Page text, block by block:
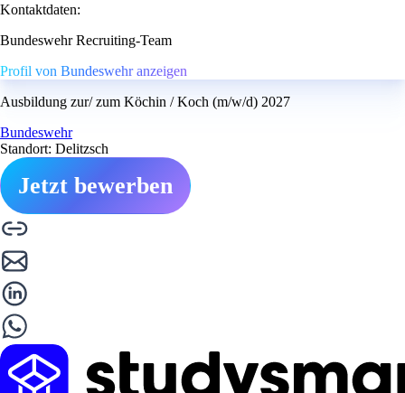
Kontaktdaten:
Bundeswehr Recruiting-Team
Profil von Bundeswehr anzeigen
Ausbildung zur/ zum Köchin / Koch (m/w/d) 2027
Bundeswehr
Standort: Delitzsch
Jetzt bewerben